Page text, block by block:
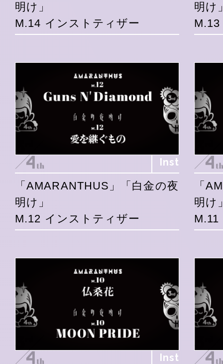
明け」
M.14 インストティザー
明け
Inst
「AMARANTHUS」「白金の夜
明け」
M.12 インストティザー
「
明け
Inst